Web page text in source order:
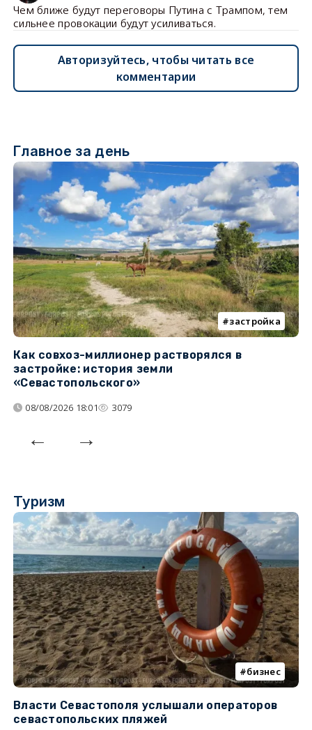
Чем ближе будут переговоры Путина с Трампом, тем
сильнее провокации будут усиливаться.
Авторизуйтесь, чтобы читать все
комментарии
Главное за день
застройка
Как совхоз-миллионер растворялся в
застройке: история земли
«Севастопольского»
08/08/2026 18:01 3079
Туризм
бизнес
Власти Севастополя услышали операторов
севастопольских пляжей